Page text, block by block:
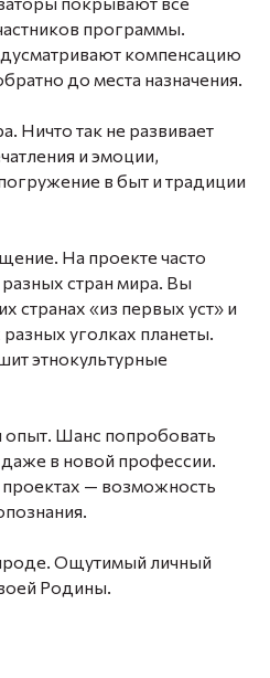
программы.
компенсацию
до места назначения.
Ничто так не развивает
и эмоции,
в быт и традиции
На проекте часто
стран мира. Вы
странах «из первых уст» и
уголках планеты.
этнокультурные
опыт. Шанс попробовать
даже в новой профессии.
проектах — возможность
Ощутимый личный
Родины.